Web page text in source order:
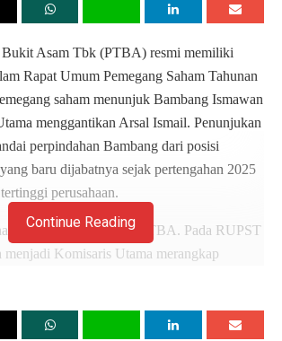
Asam Tbk (PTBA) resmi memiliki
Rapat Umum Pemegang Saham Tahunan
saham menunjuk Bambang Ismawan
menggantikan Arsal Ismail. Penunjukan
perpindahan Bambang dari posisi
baru dijabatnya sejak pertengahan 2025
perusahaan.
baru di lingkungan PTBA. Pada RUPST
menjadi Komisaris Utama merangkap
dan operasional salah satu perusahaan
Continue Reading